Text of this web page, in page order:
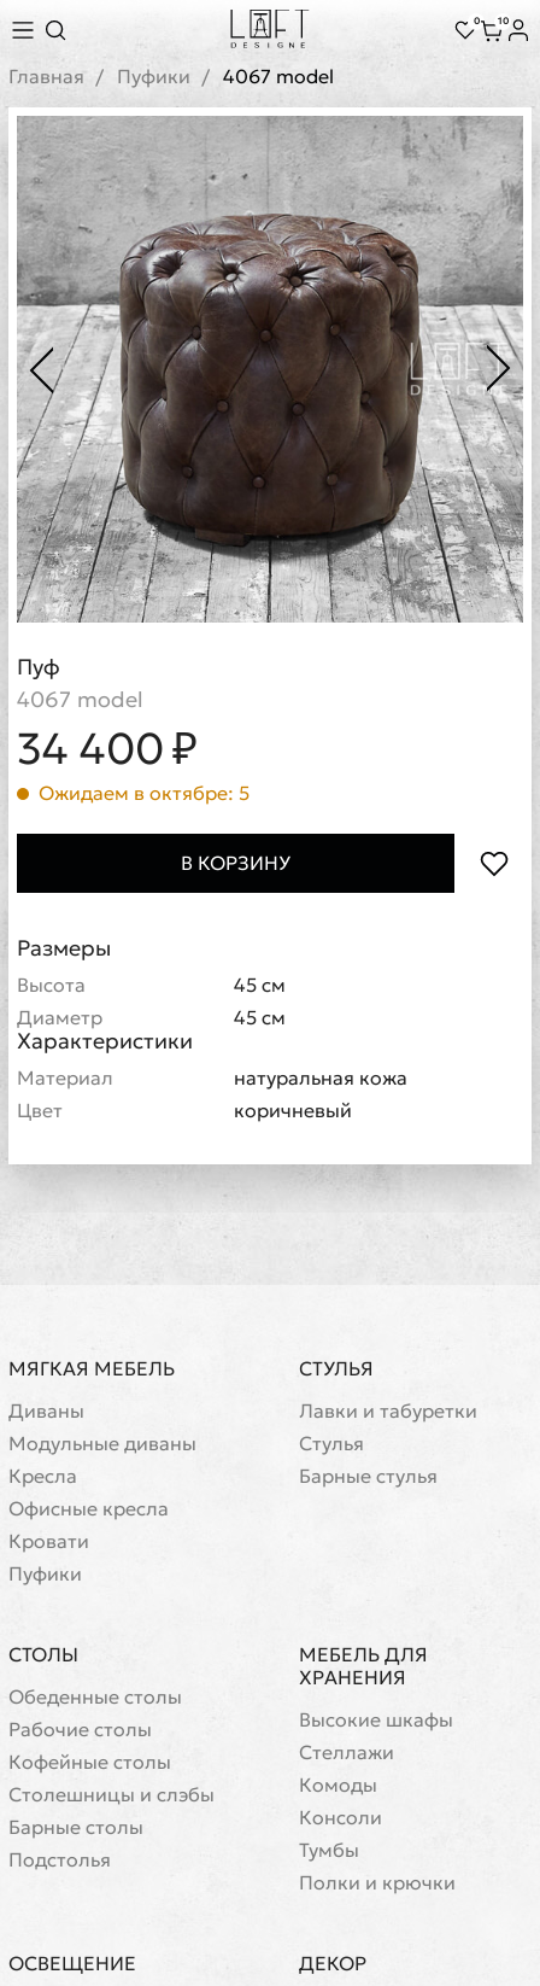
0 10
Главная Пуфики 4067 model
Пуф
4067 model
34 400 ₽
Ожидаем в октябре: 5
В КОРЗИНУ
Размеры
Высота
45 см
Диаметр
45 см
Характеристики
Материал
натуральная кожа
Цвет
коричневый
МЯГКАЯ МЕБЕЛЬ
Диваны
Модульные диваны
Кресла
Офисные кресла
Кровати
Пуфики
СТУЛЬЯ
Лавки и табуретки
Стулья
Барные стулья
СТОЛЫ
Обеденные столы
Рабочие столы
Кофейные столы
Cтолешницы и слэбы
Барные столы
Подстолья
МЕБЕЛЬ ДЛЯ
ХРАНЕНИЯ
Высокие шкафы
Стеллажи
Комоды
Консоли
Тумбы
Полки и крючки
ОСВЕЩЕНИЕ
ДЕКОР